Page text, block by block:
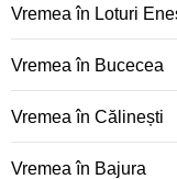
Vremea în Loturi
Vremea în Bucecea
Vremea în Călinești
Vremea în Bajura